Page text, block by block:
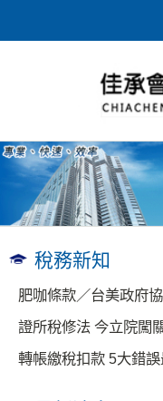
稅務新知
肥咖條款／台美政府
證所稅修法 今立院闖
轉帳繳稅扣款 5大錯